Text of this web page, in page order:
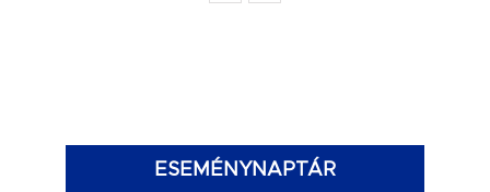
ESEMÉNYNAPTÁR